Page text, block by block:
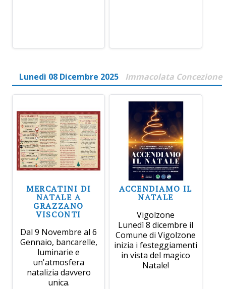
Lunedì 08 Dicembre 2025 Immacolata Concezione
MERCATINI DI
NATALE A
GRAZZANO
VISCONTI
Dal 9 Novembre al 6
Gennaio, bancarelle,
luminarie e
un'atmosfera
natalizia davvero
unica.
ACCENDIAMO IL
NATALE
Vigolzone
Lunedì 8 dicembre il
Comune di Vigolzone
inizia i festeggiamenti
in vista del magico
Natale!